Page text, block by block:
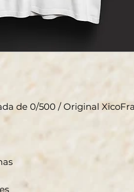
de 0/500 / Original